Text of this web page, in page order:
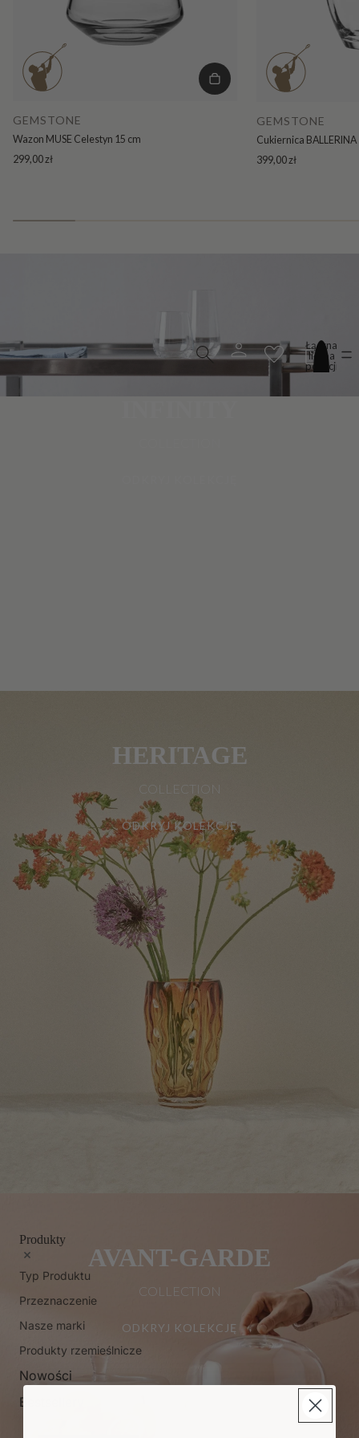
Produkty
Typ Produktu
Przeznaczenie
Nasze marki
Produkty rzemieślnicze
Nowości
Bestsellery
Łączna
liczba
pozycji
w
GEMSTONE
Wazon MUSE Celestyn 15 cm
299,00 zł
GEMSTONE
Cukiernica BALLERINA
399,00 zł
HERITAGE
COLLECTION
ODKRYJ KOLEKCJĘ
AVANT-GARDE
COLLECTION
ODKRYJ KOLEKCJĘ